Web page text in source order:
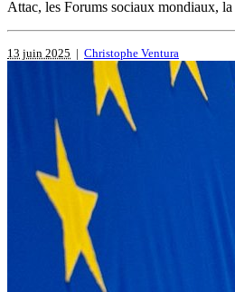
Attac, les Forums sociaux mondiaux,
13 juin 2025 | Christophe Ventura